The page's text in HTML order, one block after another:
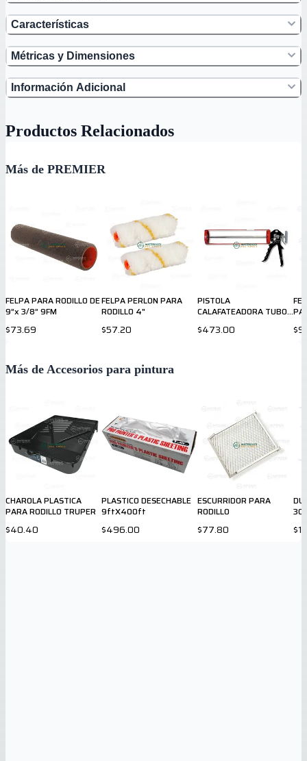
Características
Métricas y Dimensiones
Información Adicional
Productos Relacionados
Más de PREMIER
FELPA PARA RODILLO DE
9”x 3/8” 9FM
$73.69
FELPA PERLON PARA
RODILLO 4"
$57.20
PISTOLA
CALAFATEADORA TUBO
$473.00
Más de Accesorios para pintura
CHAROLA PLASTICA
PARA RODILLO TRUPER
$40.40
PLASTICO DESECHABLE
9ftX400ft
$496.00
ESCURRIDOR PARA
RODILLO
$77.80